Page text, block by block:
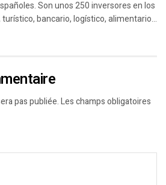
Son unos 250 inversores en los
bancario, logístico, alimentario...
pas publiée.Les champs obligatoires